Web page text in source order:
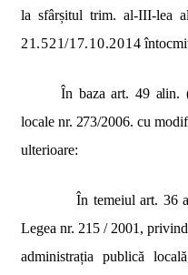
la sfârșitul trim. al-III-lea
21.521/17.10.2014
În baza art. 49 alin.
locale nr. 273/2006. cu
ulterioare:
În temeiul art. 36
Legea nr. 215 / 2001, privind
administrația publică